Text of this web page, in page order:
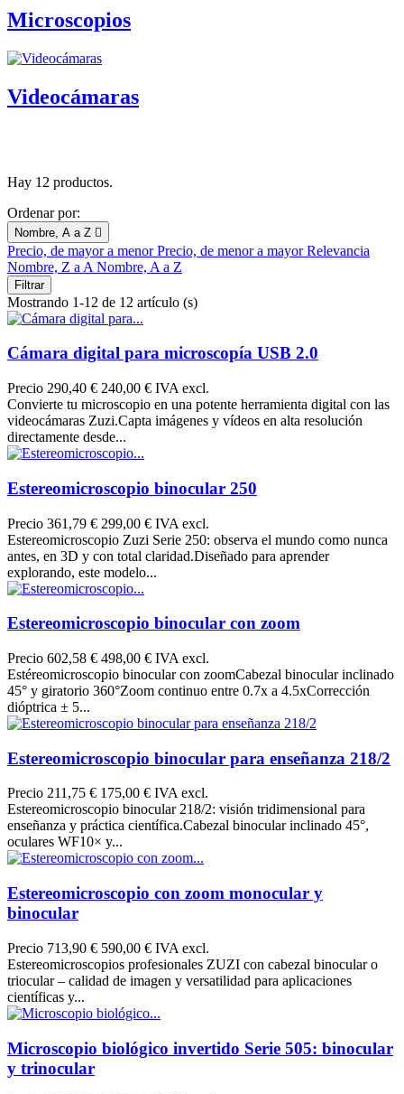
Microscopios
Videocámaras
Hay 12 productos.
Ordenar por:
Nombre, A a Z 
Precio, de mayor a menorPrecio, de menor a mayorRelevancia
Nombre, Z a A Nombre, A a Z
Filtrar
Mostrando 1-12 de 12 artículo (s)
Cámara digital para microscopía USB 2.0
Precio 290,40 € 240,00 € IVA excl.
Convierte tu microscopio en una potente herramienta digital con las
videocámaras Zuzi.Capta imágenes y vídeos en alta resolución
directamente desde...
Estereomicroscopio binocular 250
Precio 361,79 € 299,00 € IVA excl.
Estereomicroscopio Zuzi Serie 250: observa el mundo como nunca
antes, en 3D y con total claridad.Diseñado para aprender
explorando, este modelo...
Estereomicroscopio binocular con zoom
Precio 602,58 € 498,00 € IVA excl.
Estéreomicroscopio binocular con zoomCabezal binocular inclinado
45° y giratorio 360°Zoom continuo entre 0.7x a 4.5xCorrección
dióptrica ± 5...
Estereomicroscopio binocular para enseñanza 218/2
Precio 211,75 € 175,00 € IVA excl.
Estereomicroscopio binocular 218/2: visión tridimensional para
enseñanza y práctica científica.Cabezal binocular inclinado 45°,
oculares WF10× y...
Estereomicroscopio con zoom monocular y
binocular
Precio 713,90 € 590,00 € IVA excl.
Estereomicroscopios profesionales ZUZI con cabezal binocular o
triocular – calidad de imagen y versatilidad para aplicaciones
científicas y...
Microscopio biológico invertido Serie 505: binocular
y trinocular